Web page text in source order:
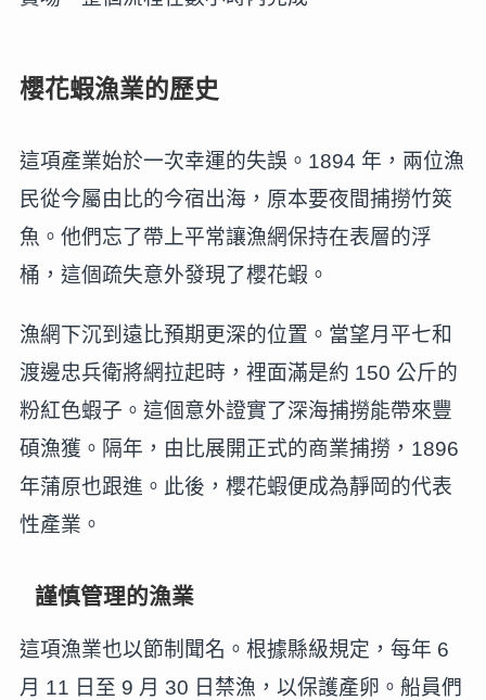
櫻花蝦漁業的歷史
這項產業始於一次幸運的失誤。1894 年，兩位漁
民從今屬由比的今宿出海，原本要夜間捕撈竹筴
魚。他們忘了帶上平常讓漁網保持在表層的浮
桶，這個疏失意外發現了櫻花蝦。
漁網下沉到遠比預期更深的位置。當望月平七和
渡邊忠兵衛將網拉起時，裡面滿是約 150 公斤的
粉紅色蝦子。這個意外證實了深海捕撈能帶來豐
碩漁獲。隔年，由比展開正式的商業捕撈，1896
年蒲原也跟進。此後，櫻花蝦便成為靜岡的代表
性產業。
謹慎管理的漁業
這項漁業也以節制聞名。根據縣級規定，每年 6
月 11 日至 9 月 30 日禁漁，以保護產卵。船員們